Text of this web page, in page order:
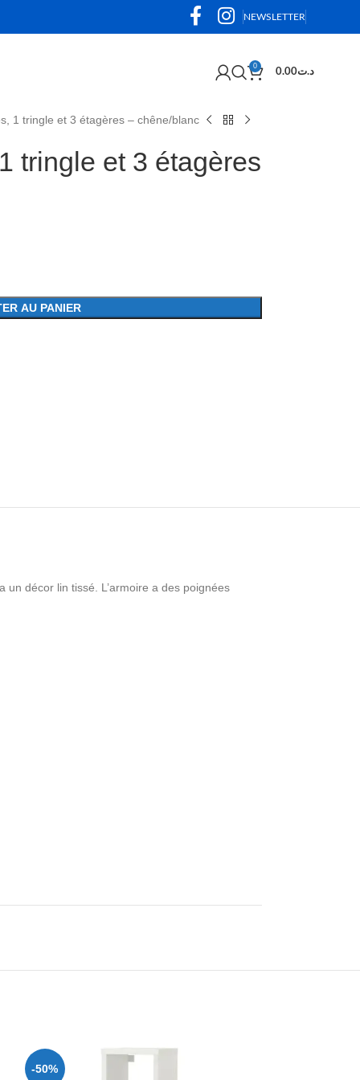
NEWSLETTER
0
د.ت0.00
1 tringle et 3 étagères – chêne/blanc
tringle et 3 étagères
AU PANIER
décor lin tissé. L’armoire a des poignées
-50%